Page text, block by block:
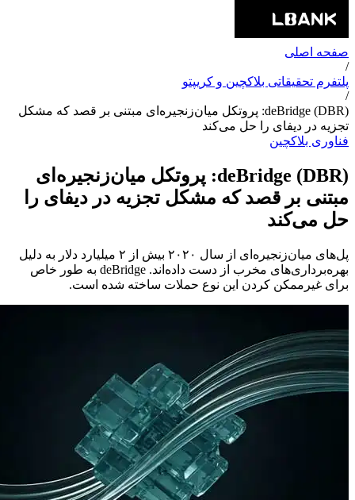
صفحه اصلی
/
پلتفرم تحقیقاتی بلاکچین و کریپتو
/
deBridge (DBR): پروتکل میان‌زنجیره‌ای مبتنی بر قصد که مشکل
تجزیه در دیفای را حل می‌کند
فناوری بلاکچین
deBridge (DBR): پروتکل میان‌زنجیره‌ای
مبتنی بر قصد که مشکل تجزیه در دیفای را
حل می‌کند
پل‌های میان‌زنجیره‌ای از سال ۲۰۲۰ بیش از ۲ میلیارد دلار به دلیل
بهره‌برداری‌های مخرب از دست داده‌اند. deBridge به طور خاص
برای غیرممکن کردن این نوع حملات ساخته شده است.